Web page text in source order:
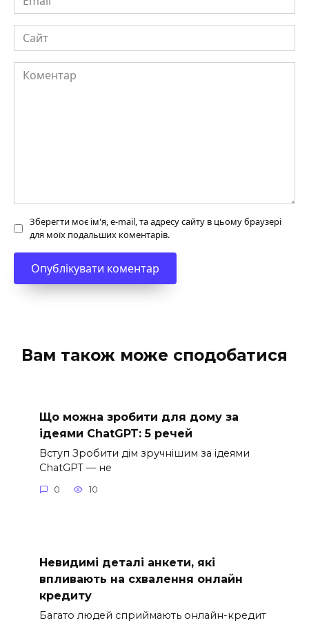
Сайт
Коментар
Зберегти моє ім'я, e-mail, та адресу сайту в цьому браузері
для моїх подальших коментарів.
Вам також може сподобатися
Що можна зробити для дому за
ідеями ChatGPT: 5 речей
Вступ Зробити дім зручнішим за ідеями
ChatGPT — не
0 10
Невидимі деталі анкети, які
впливають на схвалення онлайн
кредиту
Багато людей сприймають онлайн-кредит